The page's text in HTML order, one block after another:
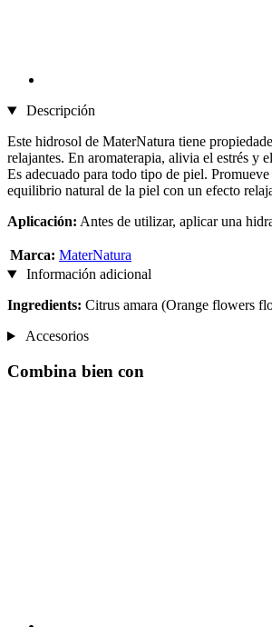
Descripción
Este hidrosol de MaterNatura tiene
relajantes. En aromaterapia, alivia el estrés y
Es adecuado para todo tipo de piel.
equilibrio natural de la piel con un efecto
Aplicación: Antes de utilizar, aplicar una
Marca: MaterNatura
Información adicional
Ingredients: Citrus amara (Orange flowers
Accesorios
Combina bien con